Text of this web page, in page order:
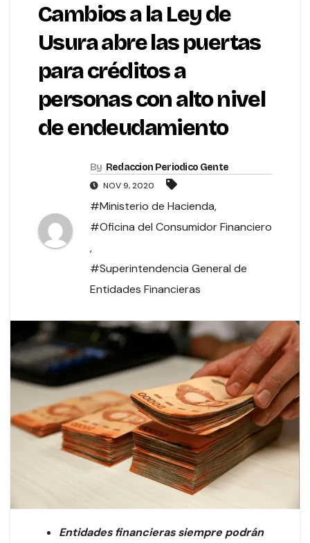
Cambios a la Ley de
Usura abre las puertas
para créditos a
personas con alto nivel
de endeudamiento
By Redaccion Periodico Gente
NOV 9, 2020
#Ministerio de Hacienda,
#Oficina del Consumidor Financiero
,
#Superintendencia General de
Entidades Financieras
Entidades financieras siempre podrán